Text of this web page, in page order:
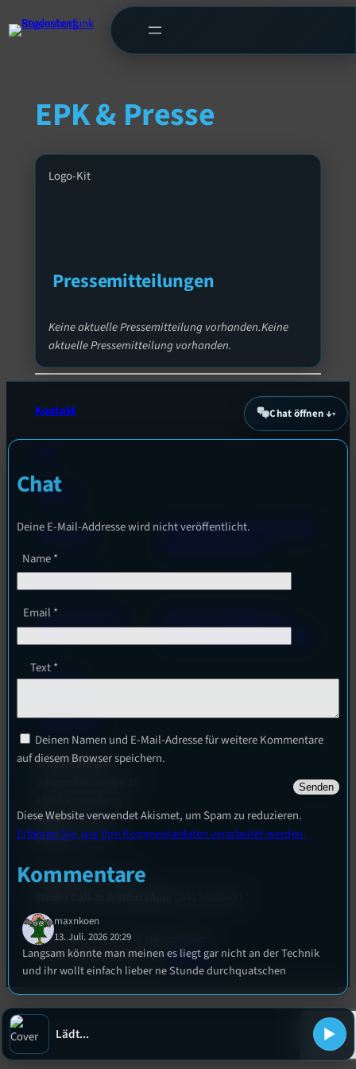
EPK & Presse
Logo-Kit
Pressemitteilungen
Keine aktuelle Pressemitteilung vorhanden.Keine
aktuelle Pressemitteilung vorhanden.
Kontakt
Satzung
Datenschutz
Cookie-Richtlinie
Empfang
EPK & Presse
Unterstützt vom Lehrstuhl für
Studentenfunk
Büro:PT 4.0.73
Studio:SH 1.39
Telefon:0941 9435784
Überblick über unsere Mailadressen
und Kontaktformular unterKontakt!
Chat öffnen ↓
Chat
Deine E-Mail-Addresse wird nicht veröffentlicht.
Name*
Email *
Text*
Deinen Namen und E-Mail-Adresse für weitere Kommentare
auf diesem Browser speichern.
Diese Website verwendet Akismet, um Spam zu reduzieren.
Erfahren Sie, wie Ihre Kommentardaten verarbeitet werden.
Kommentare
maxnkoen
13. Juli. 2026 20:29
Langsam könnte man meinen es liegt gar nicht an der Technik
und ihr wollt einfach lieber ne Stunde durchquatschen
Aaliyah
in welche bar gehts heute für euch? oder ist die klausurenphase
zu schlimm?
Lädt...